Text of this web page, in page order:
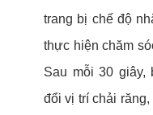
trang bị chế độ
thực hiện chăm
Sau mỗi 30 giây,
đổi vị trí chải